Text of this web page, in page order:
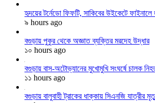
হৃদয়ের টর্নেডো ফিফটি, সাকিবের উইকেটে ফাইনালে
৯ hours ago
বগুড়ায় পুকুর থেকে অজ্ঞাত ব্যক্তির মরদেহ উদ্ধার
১০ hours ago
বগুড়ায় বাস-অটোভ্যানের মুখোমুখি সংঘর্ষে চালক
১১ hours ago
বগুড়ায় বালুবাহী ট্রাকের ধাক্কায় সিএনজি যাত্রীর